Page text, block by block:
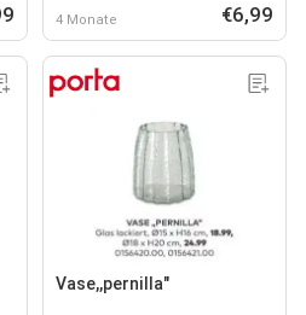
4 Monate €6,99
Vase,,pernilla"